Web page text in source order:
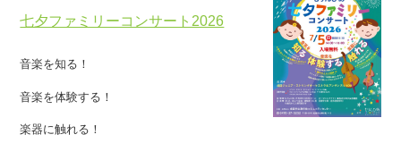
七夕ファミリーコンサート2026
音楽を知る！
音楽を体験する！
楽器に触れる！